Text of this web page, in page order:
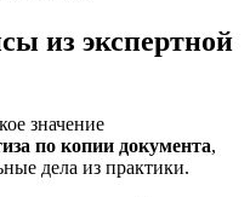
из экспертной
значение
по копии документа,
дела из практики.